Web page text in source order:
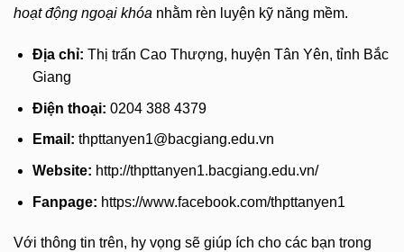
hoạt động ngoại khóa nhằm rèn luyện kỹ năng mềm.
Địa chỉ: Thị trấn Cao Thượng, huyện Tân Yên, tỉnh Bắc
Giang
Điện thoại: 0204 388 4379
Email: thpttanyen1@bacgiang.edu.vn
Website: http://thpttanyen1.bacgiang.edu.vn/
Fanpage: https://www.facebook.com/thpttanyen1
Với thông tin trên, hy vọng sẽ giúp ích cho các bạn trong